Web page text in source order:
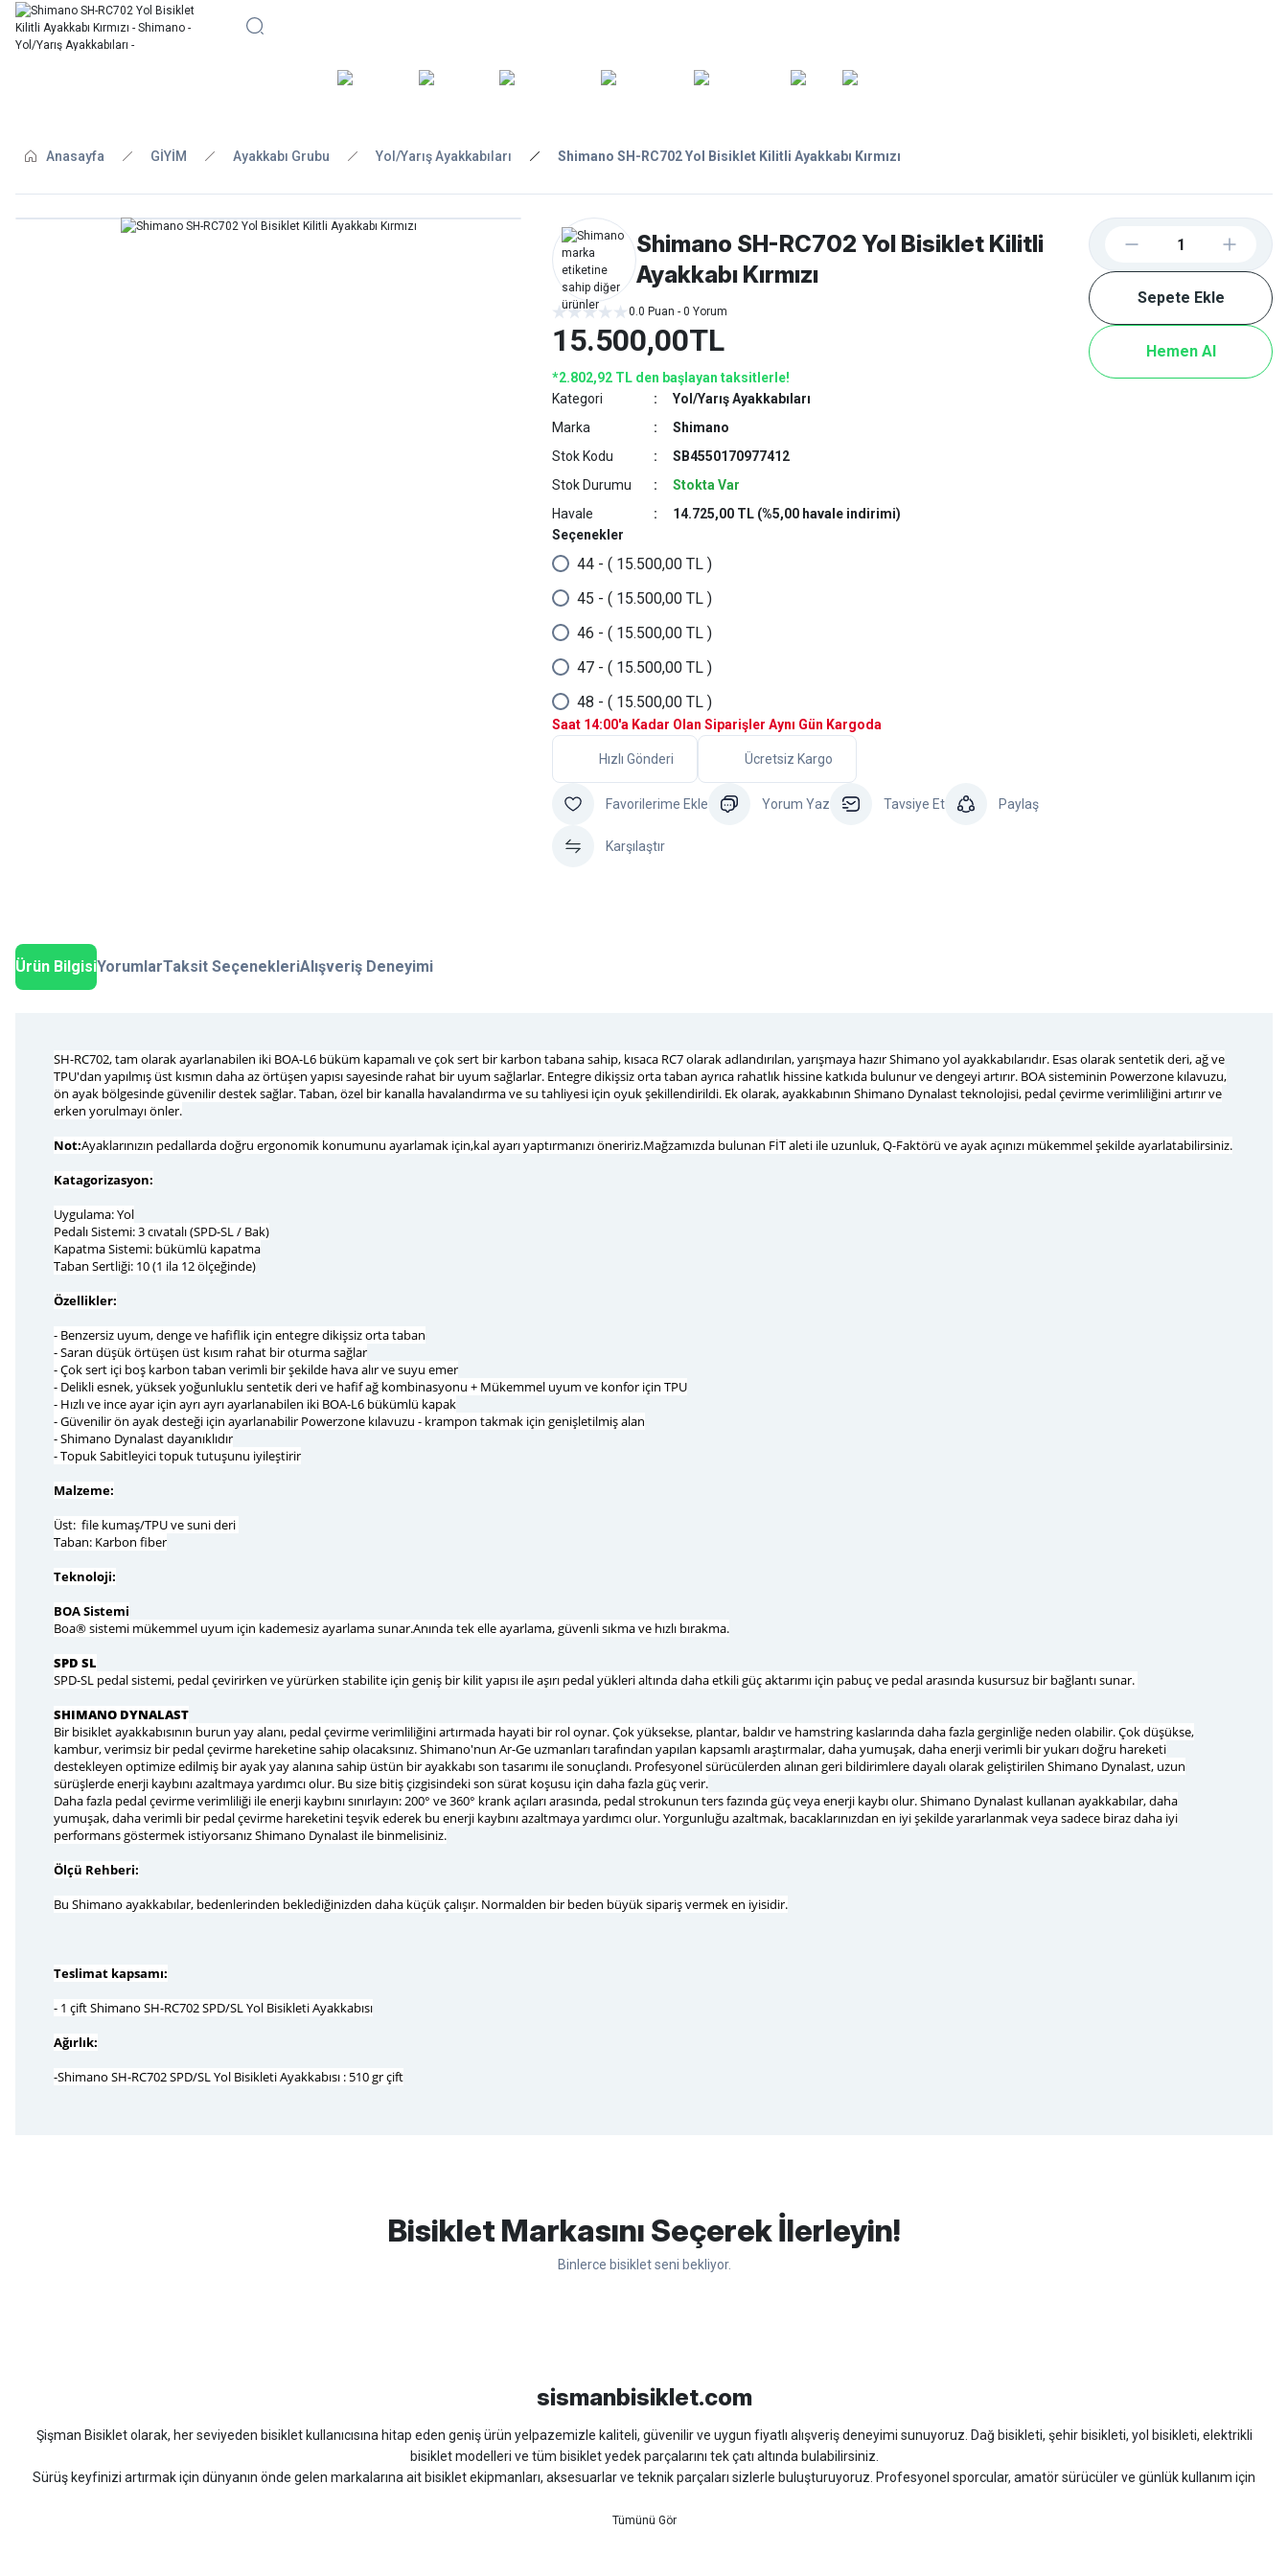
BİSİKLET AKSESUARLAR ASKI/TAŞIMA TAMİR/BAKIM GİYİM
Anasayfa GİYİM Ayakkabı Grubu Yol/Yarış Ayakkabıları Shimano SH-RC702 Yol Bisiklet Kilitli Ayakkabı Kırmızı
Shimano SH-RC702 Yol Bisiklet Kilitli
Ayakkabı Kırmızı
0.0 Puan - 0 Yorum
15.500,00TL
*2.802,92 TL den başlayan taksitlerle!
Kategori
Yol/Yarış Ayakkabıları
Marka
Shimano
Stok Kodu
SB4550170977412
Stok Durumu
Stokta Var
Havale
14.725,00 TL (%5,00 havale indirimi)
Saat 14:00'a Kadar Olan Siparişler Aynı Gün Kargoda
Seçenekler
44 - ( 15.500,00 TL )
45 - ( 15.500,00 TL )
46 - ( 15.500,00 TL )
47 - ( 15.500,00 TL )
48 - ( 15.500,00 TL )
Hızlı Gönderi Ücretsiz Kargo
Yorum Yaz Tavsiye Et Paylaş
Karşılaştır
Sepete Ekle
Hemen Al
Ürün BilgisiYorumlarTaksit SeçenekleriAlışveriş Deneyimi
SH-RC702, tam olarak ayarlanabilen iki BOA-L6 büküm kapamalı ve çok sert bir karbon tabana sahip, kısaca RC7 olarak adlandırılan, yarışmaya hazır Shimano yol ayakkabılarıdır. Esas olarak sentetik deri, ağ ve
TPU'dan yapılmış üst kısmın daha az örtüşen yapısı sayesinde rahat bir uyum sağlarlar. Entegre dikişsiz orta taban ayrıca rahatlık hissine katkıda bulunur ve dengeyi artırır. BOA sisteminin Powerzone kılavuzu,
ön ayak bölgesinde güvenilir destek sağlar. Taban, özel bir kanalla havalandırma ve su tahliyesi için oyuk şekillendirildi. Ek olarak, ayakkabının Shimano Dynalast teknolojisi, pedal çevirme verimliliğini artırır ve
erken yorulmayı önler.
Not:Ayaklarınızın pedallarda doğru ergonomik konumunu ayarlamak için,kal ayarı yaptırmanızı öneririz.Mağzamızda bulunan FİT aleti ile uzunluk, Q-Faktörü ve ayak açınızı mükemmel şekilde ayarlatabilirsiniz.
Katagorizasyon:
Uygulama: Yol
Pedalı Sistemi: 3 cıvatalı (SPD-SL / Bak)
Kapatma Sistemi: bükümlü kapatma
Taban Sertliği: 10 (1 ila 12 ölçeğinde)
Özellikler:
- Benzersiz uyum, denge ve hafiflik için entegre dikişsiz orta taban
- Saran düşük örtüşen üst kısım rahat bir oturma sağlar
- Çok sert içi boş karbon taban verimli bir şekilde hava alır ve suyu emer
- Delikli esnek, yüksek yoğunluklu sentetik deri ve hafif ağ kombinasyonu + Mükemmel uyum ve konfor için TPU
- Hızlı ve ince ayar için ayrı ayrı ayarlanabilen iki BOA-L6 bükümlü kapak
- Güvenilir ön ayak desteği için ayarlanabilir Powerzone kılavuzu - krampon takmak için genişletilmiş alan
- Shimano Dynalast dayanıklıdır
- Topuk Sabitleyici topuk tutuşunu iyileştirir
Malzeme:
Üst: file kumaş/TPU ve suni deri
Taban: Karbon fiber
Teknoloji:
BOA Sistemi
Boa® sistemi mükemmel uyum için kademesiz ayarlama sunar.Anında tek elle ayarlama, güvenli sıkma ve hızlı bırakma.
SPD SL
SPD-SL pedal sistemi, pedal çevirirken ve yürürken stabilite için geniş bir kilit yapısı ile aşırı pedal yükleri altında daha etkili güç aktarımı için pabuç ve pedal arasında kusursuz bir bağlantı sunar.
SHIMANO DYNALAST
Bir bisiklet ayakkabısının burun yay alanı, pedal çevirme verimliliğini artırmada hayati bir rol oynar. Çok yüksekse, plantar, baldır ve hamstring kaslarında daha fazla gerginliğe neden olabilir. Çok düşükse,
kambur, verimsiz bir pedal çevirme hareketine sahip olacaksınız. Shimano'nun Ar-Ge uzmanları tarafından yapılan kapsamlı araştırmalar, daha yumuşak, daha enerji verimli bir yukarı doğru hareketi
destekleyen optimize edilmiş bir ayak yay alanına sahip üstün bir ayakkabı son tasarımı ile sonuçlandı. Profesyonel sürücülerden alınan geri bildirimlere dayalı olarak geliştirilen Shimano Dynalast, uzun
sürüşlerde enerji kaybını azaltmaya yardımcı olur. Bu size bitiş çizgisindeki son sürat koşusu için daha fazla güç verir.
Daha fazla pedal çevirme verimliliği ile enerji kaybını sınırlayın: 200° ve 360° krank açıları arasında, pedal strokunun ters fazında güç veya enerji kaybı olur. Shimano Dynalast kullanan ayakkabılar, daha
yumuşak, daha verimli bir pedal çevirme hareketini teşvik ederek bu enerji kaybını azaltmaya yardımcı olur. Yorgunluğu azaltmak, bacaklarınızdan en iyi şekilde yararlanmak veya sadece biraz daha iyi
performans göstermek istiyorsanız Shimano Dynalast ile binmelisiniz.
Ölçü Rehberi:
Bu Shimano ayakkabılar, bedenlerinden beklediğinizden daha küçük çalışır. Normalden bir beden büyük sipariş vermek en iyisidir.
Teslimat kapsamı:
- 1 çift Shimano SH-RC702 SPD/SL Yol Bisikleti Ayakkabısı
Ağırlık:
-Shimano SH-RC702 SPD/SL Yol Bisikleti Ayakkabısı : 510 gr çift
Uygun olursa alacağım
Hüseyin Akıncı | 14/07/2026
Bisiklet Markasını Seçerek İlerleyin!
Binlerce bisiklet seni bekliyor.
sismanbisiklet.com
Şişman Bisiklet olarak, her seviyeden bisiklet kullanıcısına hitap eden geniş ürün yelpazemizle kaliteli, güvenilir ve uygun fiyatlı alışveriş deneyimi sunuyoruz. Dağ bisikleti, şehir bisikleti, yol bisikleti, elektrikli
bisiklet modelleri ve tüm bisiklet yedek parçalarını tek çatı altında bulabilirsiniz.
Sürüş keyfinizi artırmak için dünyanın önde gelen markalarına ait bisiklet ekipmanları, aksesuarlar ve teknik parçaları sizlerle buluşturuyoruz. Profesyonel sporcular, amatör sürücüler ve günlük kullanım için
Hızlı kargo, güvenli ödeme seçenekleri, satış sonrası teknik destek ve müşteri memnuniyeti odaklı hizmet anlayışımız sayesinde bisiklet alışverişinizi güvenle gerçekleştirebilirsiniz.